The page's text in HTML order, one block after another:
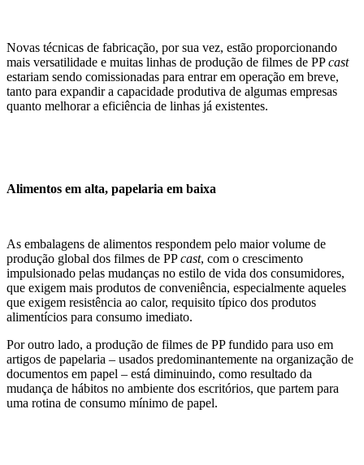
Novas técnicas de fabricação, por sua vez, estão proporcionando
mais versatilidade e muitas linhas de produção de filmes de PPcast
estariam sendo comissionadas para entrar em operação em breve,
tanto para expandir a capacidade produtiva de algumas empresas
quanto melhorar a eficiência de linhas já existentes.
Alimentos em alta, papelaria em baixa
As embalagens de alimentos respondem pelo maior volume de
produção global dos filmes de PPcast, com o crescimento
impulsionado pelas mudanças no estilo de vida dos consumidores,
que exigem mais produtos de conveniência, especialmente aqueles
que exigem resistência ao calor, requisito típico dos produtos
alimentícios para consumo imediato.
Por outro lado, a produção de filmes de PP fundido para uso em
artigos de papelaria – usados predominantemente na organização de
documentos em papel – está diminuindo, como resultado da
mudança de hábitos no ambiente dos escritórios, que partem para
uma rotina de consumo mínimo de papel.